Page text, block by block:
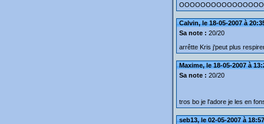
Calvin, le 18-05-2007 à
Sa note : 20/20
arrêtte Kris j'peut plus
Maxime, le 18-05-2007 à
Sa note : 20/20
tros bo je l'adore je les en
seb13, le 02-05-2007 à 18:57